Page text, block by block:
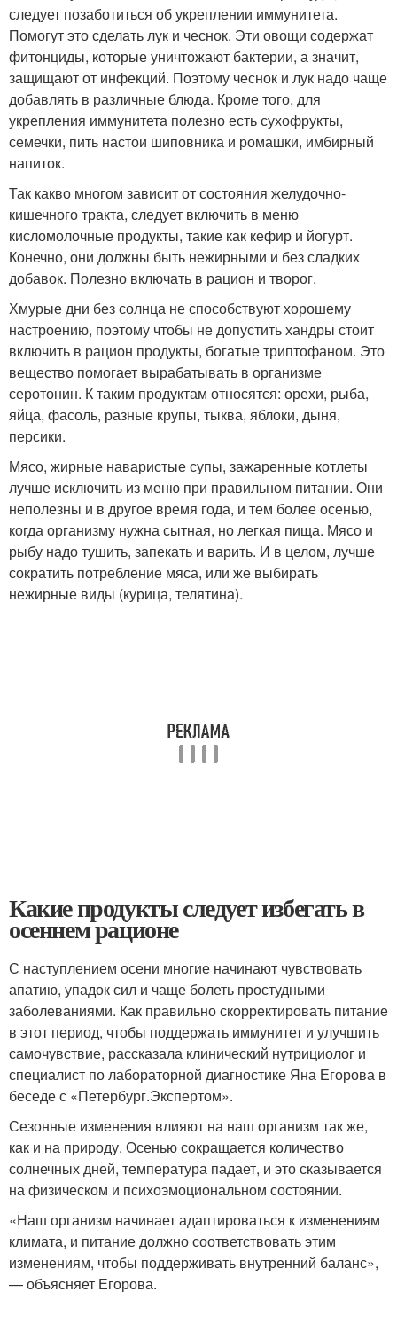
следует позаботиться об укреплении иммунитета.
Помогут это сделать лук и чеснок. Эти овощи содержат
фитонциды, которые уничтожают бактерии, а значит,
защищают от инфекций. Поэтому чеснок и лук надо чаще
добавлять в различные блюда. Кроме того, для
укрепления иммунитета полезно есть сухофрукты,
семечки, пить настои шиповника и ромашки, имбирный
напиток.
Так какво многом зависит от состояния желудочно-
кишечного тракта, следует включить в меню
кисломолочные продукты, такие как кефир и йогурт.
Конечно, они должны быть нежирными и без сладких
добавок. Полезно включать в рацион и творог.
Хмурые дни без солнца не способствуют хорошему
настроению, поэтому чтобы не допустить хандры стоит
включить в рацион продукты, богатые триптофаном. Это
вещество помогает вырабатывать в организме
серотонин. К таким продуктам относятся: орехи, рыба,
яйца, фасоль, разные крупы, тыква, яблоки, дыня,
персики.
Мясо, жирные наваристые супы, зажаренные котлеты
лучше исключить из меню при правильном питании. Они
неполезны и в другое время года, и тем более осенью,
когда организму нужна сытная, но легкая пища. Мясо и
рыбу надо тушить, запекать и варить. И в целом, лучше
сократить потребление мяса, или же выбирать
нежирные виды (курица, телятина).
Какие продукты следует избегать в
осеннем рационе
С наступлением осени многие начинают чувствовать
апатию, упадок сил и чаще болеть простудными
заболеваниями. Как правильно скорректировать питание
в этот период, чтобы поддержать иммунитет и улучшить
самочувствие, рассказала клинический нутрициолог и
специалист по лабораторной диагностике Яна Егорова в
беседе с «Петербург.Экспертом».
Сезонные изменения влияют на наш организм так же,
как и на природу. Осенью сокращается количество
солнечных дней, температура падает, и это сказывается
на физическом и психоэмоциональном состоянии.
«Наш организм начинает адаптироваться к изменениям
климата, и питание должно соответствовать этим
изменениям, чтобы поддерживать внутренний баланс»,
— объясняет Егорова.